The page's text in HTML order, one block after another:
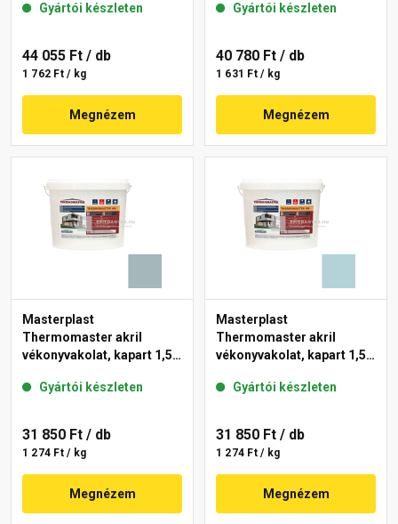
Gyártói készleten
44 055 Ft / db
1 762 Ft / kg
Megnézem
39-C 25 kg
Gyártói készleten
40 780 Ft / db
1 631 Ft / kg
Megnézem
Masterplast
Thermomaster akril
vékonyvakolat, kapart 1,5
Gyártói készleten
31 850 Ft / db
1 274 Ft / kg
Megnézem
Masterplast
Thermomaster akril
vékonyvakolat, kapart 1,5
Gyártói készleten
31 850 Ft / db
1 274 Ft / kg
Megnézem